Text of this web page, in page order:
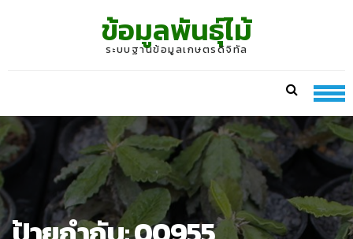
ข้อมูลพันธุ์ไม้
ระบบฐานข้อมูลเกษตรดิจิทัล